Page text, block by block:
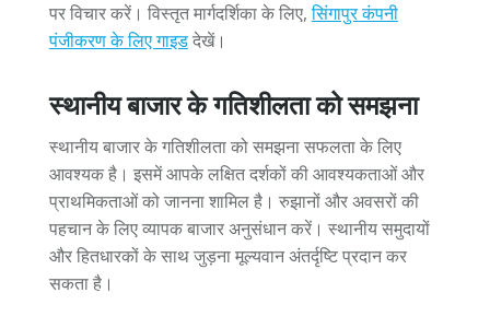
पर विचार करें। विस्तृत मार्गदर्शिका के लिए,सिंगापुर कंपनी
पंजीकरण के लिए गाइडदेखें।
स्थानीय बाजार के गतिशीलता को समझना
स्थानीय बाजार के गतिशीलता को समझना सफलता के लिए
आवश्यक है। इसमें आपके लक्षित दर्शकों की आवश्यकताओं और
प्राथमिकताओं को जानना शामिल है। रुझानों और अवसरों की
पहचान के लिए व्यापक बाजार अनुसंधान करें। स्थानीय समुदायों
और हितधारकों के साथ जुड़ना मूल्यवान अंतर्दृष्टि प्रदान कर
सकता है।